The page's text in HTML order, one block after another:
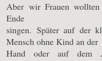
Aber wir Frauen
Ende
singen. Später auf der
Mensch ohne Kind an der
Hand oder auf dem